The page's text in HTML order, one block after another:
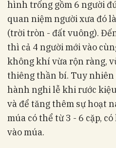
hình trống gồm 6 người
quan niệm người xưa đó
(trời tròn - đất vuông).
thì cả 4 người mới vào
không khí vừa rộn ràng,
thiêng thần bí. Tuy nhiên
hành nghi lễ khi rước
và để tăng thêm sự hoạt
múa có thể từ 3 - 6 cặp,
vào múa.